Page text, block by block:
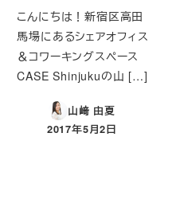
こんにちは！新宿区高田
馬場にあるシェアオフィス
＆コワーキングスペース
CASE Shinjukuの山 […]
山﨑 由夏
投稿日
2017年5月2日